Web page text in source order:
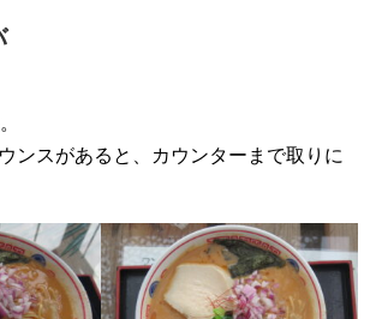
ンスがあると、カウンターまで取りに